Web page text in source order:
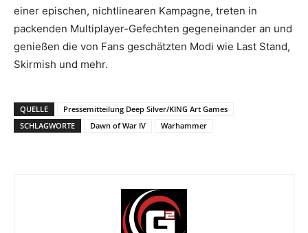
einer epischen, nichtlinearen Kampagne, treten in
packenden Multiplayer-Gefechten gegeneinander an und
genießen die von Fans geschätzten Modi wie Last Stand,
Skirmish und mehr.
QUELLE
Pressemitteilung Deep Silver/KING Art Games
SCHLAGWORTE
Dawn of War IV Warhammer